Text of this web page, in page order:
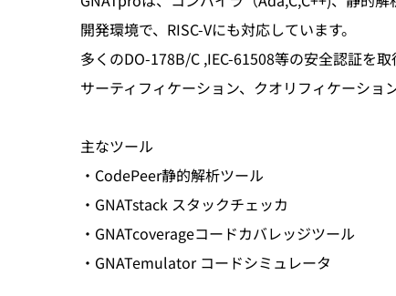
開発環境で、RISC-Vにも対応しています。
多くのDO-178B/C ,IEC-61508等の安全認証を
サーティフィケーション、クオリフィケーショ
主なツール
・CodePeer静的解析ツール
・GNATstack スタックチェッカ
・GNATcoverageコードカバレッジツール
・GNATemulator コードシミュレータ